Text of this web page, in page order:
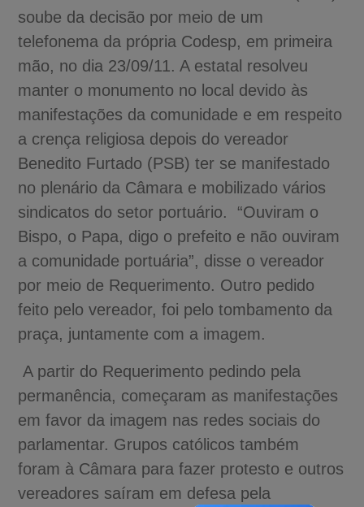
soube da decisão por meio de um
telefonema da própria Codesp, em primeira
mão, no dia 23/09/11. A estatal resolveu
manter o monumento no local devido às
manifestações da comunidade e em respeito
a crença religiosa depois do vereador
Benedito Furtado (PSB) ter se manifestado
no plenário da Câmara e mobilizado vários
sindicatos do setor portuário. “Ouviram o
Bispo, o Papa, digo o prefeito e não ouviram
a comunidade portuária”, disse o vereador
por meio de Requerimento. Outro pedido
feito pelo vereador, foi pelo tombamento da
praça, juntamente com a imagem.
A partir do Requerimento pedindo pela
permanência, começaram as manifestações
em favor da imagem nas redes sociais do
parlamentar. Grupos católicos também
foram à Câmara para fazer protesto e outros
vereadores saíram em defesa pela